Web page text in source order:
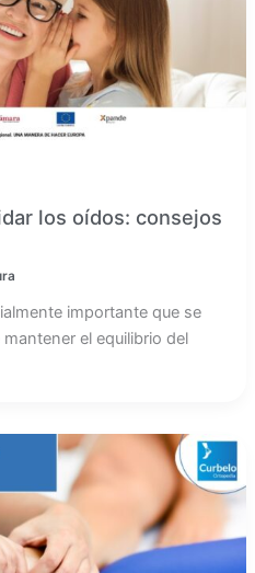
los oídos: consejos
importante que se
el equilibrio del